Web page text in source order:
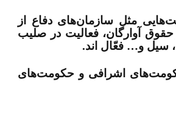
مثل سازمان‌‏های دفاع از
آوارگان، فعالیت در صلیب
سیل و… فعّال اند.
حکومت‏‌های اشرافی و حکومت‌‏های